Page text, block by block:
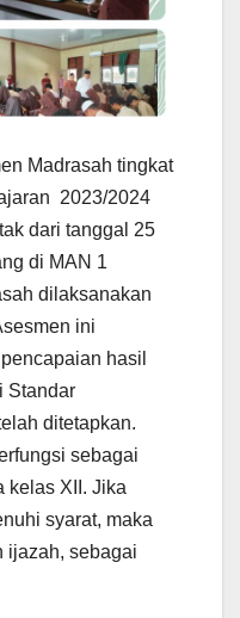
Madrasah tingkat
2023/2024
dari tanggal 25
di MAN 1
dilaksanakan
ini
hasil
Standar
ditetapkan.
sebagai
kelas XII. Jika
syarat, maka
ijazah, sebagai